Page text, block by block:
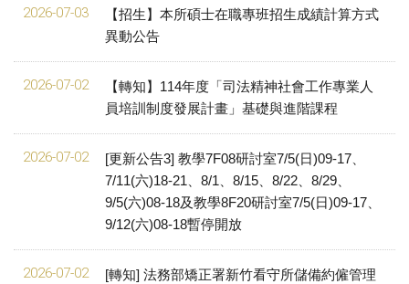
2026-07-03
【招生】本所碩士在職專班招生成績計算方式
異動公告
2026-07-02
【轉知】114年度「司法精神社會工作專業人
員培訓制度發展計畫」基礎與進階課程
2026-07-02
[更新公告3] 教學7F08研討室7/5(日)09-17、
7/11(六)18-21、8/1、8/15、8/22、8/29、
9/5(六)08-18及教學8F20研討室7/5(日)09-17、
9/12(六)08-18暫停開放
2026-07-02
[轉知] 法務部矯正署新竹看守所儲備約僱管理